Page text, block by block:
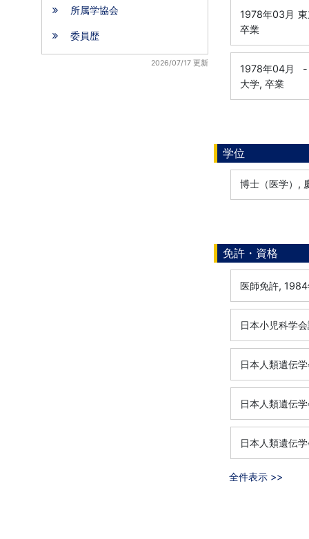
所属学協会
委員歴
2026/07/17 更新
1978年03月
卒業
1978年04月
-
大学, 卒業
学位
博士（医学）,
免許・資格
医師免許,
日本小児科学
日本人類遺伝
日本人類遺伝
日本人類遺伝
全件表示 >>